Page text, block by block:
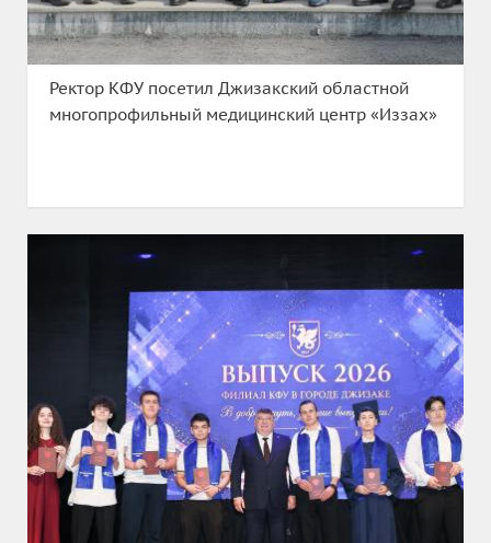
Ректор КФУ посетил Джизакский областной
многопрофильный медицинский центр «Иззах»